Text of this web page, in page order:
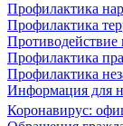
Профилактика
Профилактика
Противодействие
Профилактика
Профилактика
Информация для
Коронавирус: